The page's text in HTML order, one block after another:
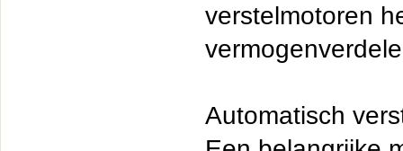
verstelmotoren
Automatisch